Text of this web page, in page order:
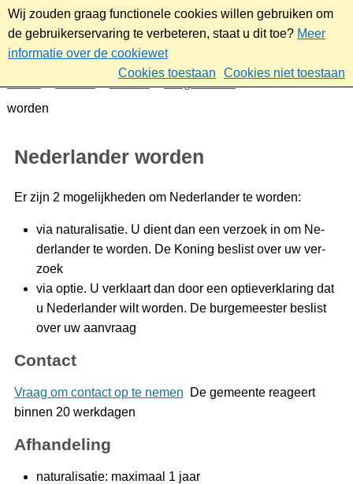
Wij zouden graag functionele cookies willen gebruiken om
de gebruikerservaring te verbeteren, staat u dit toe? Meer
informatie over de cookiewet
Cookies toestaan
Cookies niet toestaan
Wonen Burgerzaken
Nederlander
worden
Nederlander worden
Er zijn 2 mogelijkheden om Nederlander te worden:
via na­tu­ra­li­sa­tie. U dient dan een ver­zoek in om Ne­
der­lan­der te wor­den. De Ko­ning be­slist over uw ver­
zoek
via op­tie. U ver­klaart dan door een op­tie­ver­kla­ring dat
u Ne­der­lan­der wilt wor­den. De bur­ge­mees­ter be­slist
over uw aan­vraag
Contact
Vraag om contact op te nemen De gemeente reageert
binnen 20 werkdagen
Afhandeling
naturalisatie: maximaal 1 jaar